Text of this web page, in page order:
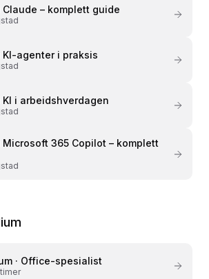
Claude – komplett guide
KI-agenter i praksis
KI i arbeidshverdagen
Microsoft 365 Copilot – komplett
· Office-spesialist